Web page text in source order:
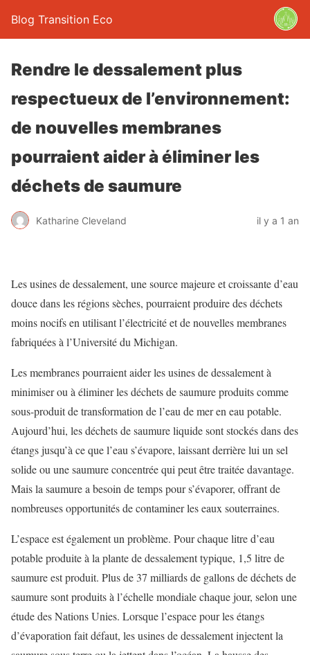
Blog Transition Eco
Rendre le dessalement plus
respectueux de l’environnement:
de nouvelles membranes
pourraient aider à éliminer les
déchets de saumure
Katharine Cleveland il y a 1 an
Les usines de dessalement, une source majeure et croissante d’eau
douce dans les régions sèches, pourraient produire des déchets
moins nocifs en utilisant l’électricité et de nouvelles membranes
fabriquées à l’Université du Michigan.
Les membranes pourraient aider les usines de dessalement à
minimiser ou à éliminer les déchets de saumure produits comme
sous-produit de transformation de l’eau de mer en eau potable.
Aujourd’hui, les déchets de saumure liquide sont stockés dans des
étangs jusqu’à ce que l’eau s’évapore, laissant derrière lui un sel
solide ou une saumure concentrée qui peut être traitée davantage.
Mais la saumure a besoin de temps pour s’évaporer, offrant de
nombreuses opportunités de contaminer les eaux souterraines.
L’espace est également un problème. Pour chaque litre d’eau
potable produite à la plante de dessalement typique, 1,5 litre de
saumure est produit. Plus de 37 milliards de gallons de déchets de
saumure sont produits à l’échelle mondiale chaque jour, selon une
étude des Nations Unies. Lorsque l’espace pour les étangs
d’évaporation fait défaut, les usines de dessalement injectent la